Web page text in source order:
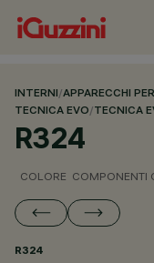
INTERNI/APPARECCHI
TECNICA EVO/TECNICA
R324
COLORE COMPONENTI
R324